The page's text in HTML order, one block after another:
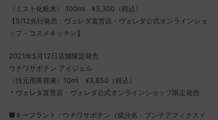
〈ミスト化粧水〉 100ml ¥3,300（税込）
【5/12先行発売：ヴェレダ直営店・ヴェレダ公式オンラインショ
ップ・コスメキッチン】
2021年5月12日店舗限定発売
ウチワサボテン アイジェル
〈目元用美容液〉10ml ¥3,850（税込）
＊ヴェレダ直営店・ヴェレダ公式オンラインショップ限定発売
■キープラント：ウチワサボテン（成分名：プンチアフィクスイ